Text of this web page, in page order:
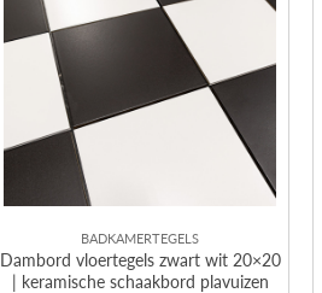
BADKAMERTEGELS
Dambord vloertegels zwart wit 20×20
| keramische schaakbord plavuizen